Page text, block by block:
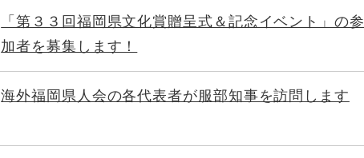
「第３３回福岡県文化賞贈呈式＆記念イベント」の参
加者を募集します！
海外福岡県人会の各代表者が服部知事を訪問します